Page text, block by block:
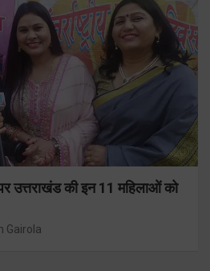
उत्तराखंड की इन 11 महिलाओं को
Gairola